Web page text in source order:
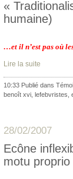
«
humaine)
…et il n’est pas où
Lire la suite
10:33 Publié dans
benoît xvi lefebvristes
28/02/2007
Ecône
motu